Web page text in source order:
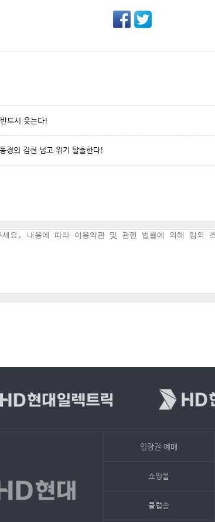
드시 웃는다!
경의 김천 넘고 위기 탈출한다!
입장권 예매
쇼핑몰
클럽송